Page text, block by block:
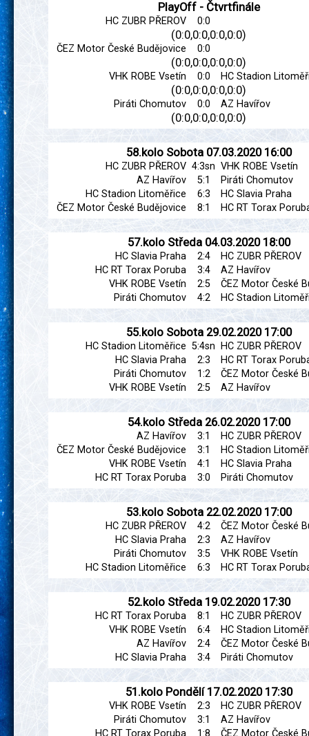
PlayOff - Čtvrtfinále
HC ZUBR PŘEROV 0:0
(0:0,0:0,0:0,0:0)
ČEZ Motor České Budějovice 0:0
(0:0,0:0,0:0,0:0)
VHK ROBE Vsetín 0:0 HC Stadion
(0:0,0:0,0:0,0:0)
Piráti Chomutov 0:0 AZ Havířov
(0:0,0:0,0:0,0:0)
58.kolo Sobota 07.03.2020 16:00
HC ZUBR PŘEROV 4:3sn VHK ROBE Vsetín
AZ Havířov
5:1
Piráti Chomutov
HC Stadion Litoměřice
6:3
HC Slavia Praha
ČEZ Motor České Budějovice
8:1 HC RT Torax
57.kolo Středa 04.03.2020 18:00
HC Slavia Praha 2:4
HC ZUBR PŘEROV
HC RT Torax Poruba
3:4
AZ Havířov
VHK ROBE Vsetín
2:5
ČEZ Motor České
Piráti Chomutov
4:2 HC Stadion
55.kolo Sobota 29.02.2020 17:00
HC Stadion Litoměřice 5:4sn
HC ZUBR PŘEROV
HC Slavia Praha
2:3
HC RT Torax
Piráti Chomutov
1:2
ČEZ Motor České
VHK ROBE Vsetín
2:5 AZ Havířov
54.kolo Středa 26.02.2020 17:00
AZ Havířov 3:1
HC ZUBR PŘEROV
ČEZ Motor České Budějovice
3:1
HC Stadion
VHK ROBE Vsetín
4:1
HC Slavia Praha
HC RT Torax Poruba
3:0 Piráti Chomutov
53.kolo Sobota 22.02.2020 17:00
HC ZUBR PŘEROV 4:2
ČEZ Motor České
HC Slavia Praha
2:3
AZ Havířov
Piráti Chomutov
3:5
VHK ROBE Vsetín
HC Stadion Litoměřice
6:3 HC RT Torax
52.kolo Středa 19.02.2020 17:30
HC RT Torax Poruba 8:1
HC ZUBR PŘEROV
VHK ROBE Vsetín
6:4
HC Stadion
AZ Havířov
2:4
ČEZ Motor České
HC Slavia Praha
3:4 Piráti Chomutov
51.kolo Pondělí 17.02.2020 17:30
VHK ROBE Vsetín 2:3
HC ZUBR PŘEROV
Piráti Chomutov
3:1
AZ Havířov